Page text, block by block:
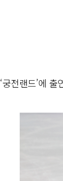
‘궁전랜드’에